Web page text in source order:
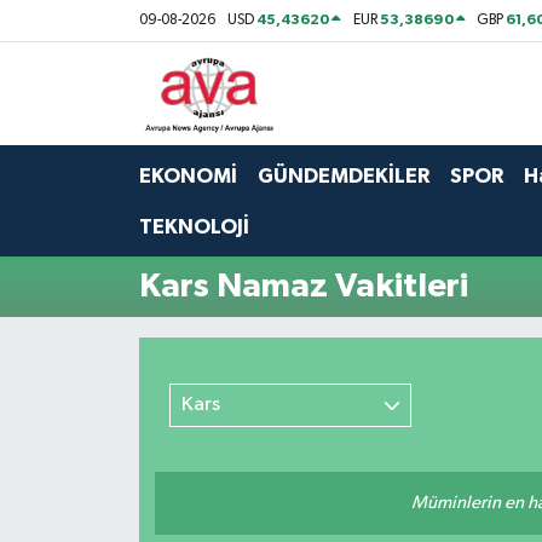
09-08-2026 USD 45,43620 EUR53,38690 GBP
EKONOMİ GÜNDEMDEKİLER SPOR
TEKNOLOJİ
Kars Namaz Vakitleri
Kars
Müminlerin en
Nöbetçi Eczaneler
Namaz Vakitleri
Trafik Durumu
Süper Lig Puan Durumu ve Fikstür
Tüm Manşetler